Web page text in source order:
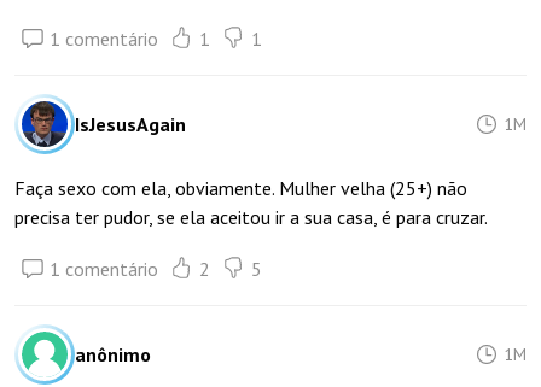
1 comentário 1 1
IsJesusAgain 1M
Faça sexo com ela, obviamente. Mulher velha (25+) não
precisa ter pudor, se ela aceitou ir a sua casa, é para cruzar.
1 comentário 2 5
anônimo 1M